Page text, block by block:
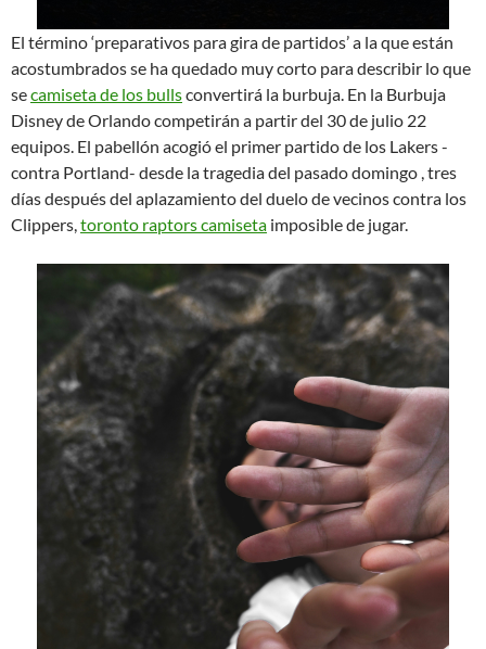
El término ‘preparativos para gira de partidos’ a la que están
acostumbrados se ha quedado muy corto para describir lo que
secamiseta de los bullsconvertirá la burbuja. En la Burbuja
Disney de Orlando competirán a partir del 30 de julio 22
equipos. El pabellón acogió el primer partido de los Lakers -
contra Portland- desde la tragedia del pasado domingo , tres
días después del aplazamiento del duelo de vecinos contra los
Clippers,toronto raptors camiseta imposible de jugar.